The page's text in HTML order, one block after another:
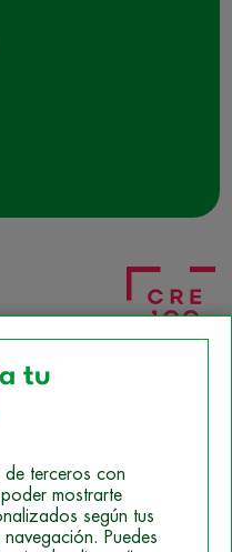
tu
terceros con
mostrarte
según tus
Puedes